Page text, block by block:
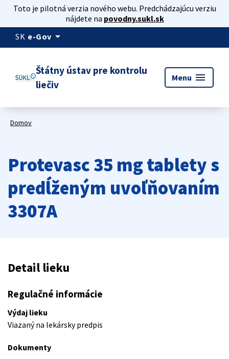
Toto je pilotná verzia nového webu. Predchádzajúcu verziu
nájdete na povodny.sukl.sk
SK e-Gov arrow_drop_down
Štátny ústav pre kontrolu
liečiv
Menu menu
Domov
Protevasc 35 mg tablety s
predĺženým uvoľňovaním
3307A
Detail lieku
Regulačné informácie
Výdaj lieku
Viazaný na lekársky predpis
Dokumenty